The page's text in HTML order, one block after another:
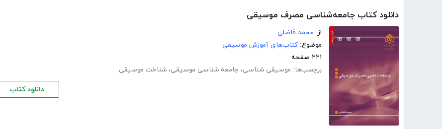
دانلود کتاب جامعه‌شناسی مصرف موسیقی
از: محمد فاضلی
موضوع: کتاب‌های آموزش موسیقی
۲۲۱ صفحه
برچسب‌ها: موسیقی شناسی، جامعه شناسی موسیقی، شناخت موسیقی
دانلود کتاب